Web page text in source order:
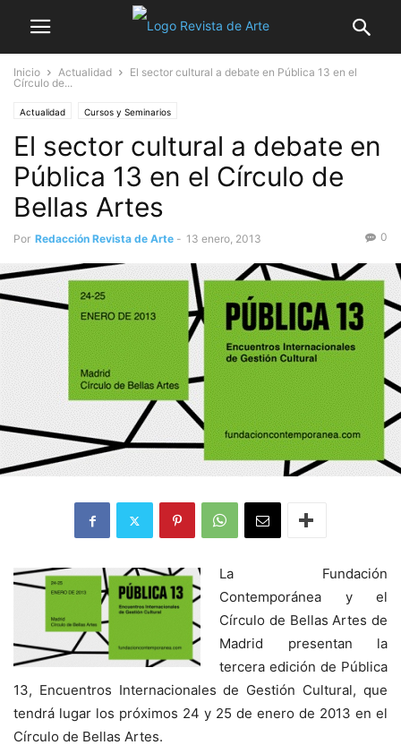
Inicio Actualidad
El sector cultural a debate en Pública 13 en el
Círculo de...
Actualidad Cursos y Seminarios
El sector cultural a debate en
Pública 13 en el Círculo de
Bellas Artes
Por Redacción Revista de Arte - 13 enero, 2013 0
La Fundación
Contemporánea y el
Círculo de Bellas Artes de
Madrid presentan la
tercera edición de Pública
13, Encuentros Internacionales de Gestión Cultural, que
tendrá lugar los próximos 24 y 25 de enero de 2013 en el
Círculo de Bellas Artes.